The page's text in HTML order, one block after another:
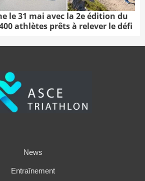
le 31 mai avec la 2e édition du
athlètes prêts à relever le défi
News
Entraînement